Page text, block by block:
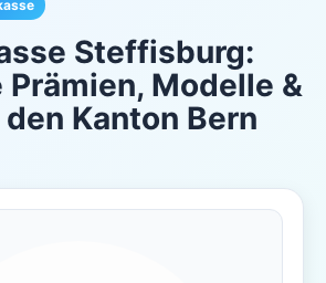
Steffisburg:
Prämien, Modelle &
Kanton Bern